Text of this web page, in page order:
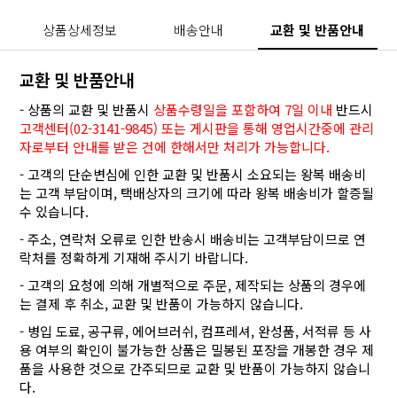
상품상세정보 배송안내 교환 및 반품안내
교환 및 반품안내
- 상품의 교환 및 반품시 상품수령일을 포함하여 7일 이내 반드시
고객센터(02-3141-9845) 또는 게시판을 통해 영업시간중에 관리
자로부터 안내를 받은 건에 한해서만 처리가 가능합니다.
- 고객의 단순변심에 인한 교환 및 반품시 소요되는 왕복 배송비
는 고객 부담이며, 택배상자의 크기에 따라 왕복 배송비가 할증될
수 있습니다.
- 주소, 연락처 오류로 인한 반송시 배송비는 고객부담이므로 연
락처를 정확하게 기재해 주시기 바랍니다.
- 고객의 요청에 의해 개별적으로 주문, 제작되는 상품의 경우에
는 결제 후 취소, 교환 및 반품이 가능하지 않습니다.
- 병입 도료, 공구류, 에어브러쉬, 컴프레셔, 완성품, 서적류 등 사
용 여부의 확인이 불가능한 상품은 밀봉된 포장을 개봉한 경우 제
품을 사용한 것으로 간주되므로 교환 및 반품이 가능하지 않습니
다.